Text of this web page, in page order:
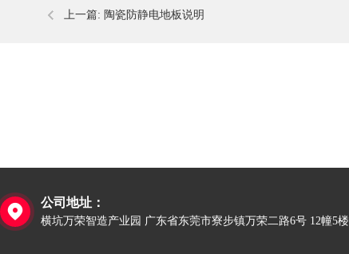
上一篇: 陶瓷防静电地板说明

公司地址：
横坑万荣智造产业园 广东省东莞市寮步镇万荣二路6号 12幢5楼